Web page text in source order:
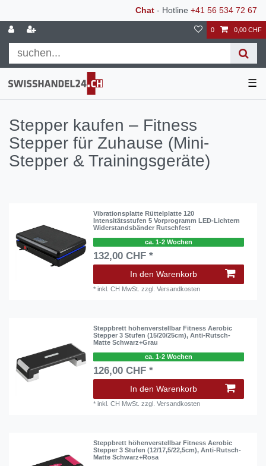
Chat - Hotline +41 56 534 72 67
0 0,00 CHF
☰
Stepper kaufen – Fitness
Stepper für Zuhause (Mini-
Stepper & Trainingsgeräte)
Vibrationsplatte Rüttelplatte 120
Intensitätsstufen 5 Vorprogramm LED-Lichtern
Widerstandsbänder Rutschfest
ca. 1-2 Wochen
132,00 CHF *
In den Warenkorb
*inkl. CH MwSt. zzgl.Versandkosten
Steppbrett höhenverstellbar Fitness Aerobic
Stepper 3 Stufen (15/20/25cm), Anti-Rutsch-
Matte Schwarz+Grau
ca. 1-2 Wochen
126,00 CHF *
In den Warenkorb
*inkl. CH MwSt. zzgl.Versandkosten
Steppbrett höhenverstellbar Fitness Aerobic
Stepper 3 Stufen (12/17,5/22,5cm), Anti-Rutsch-
Matte Schwarz+Rosa